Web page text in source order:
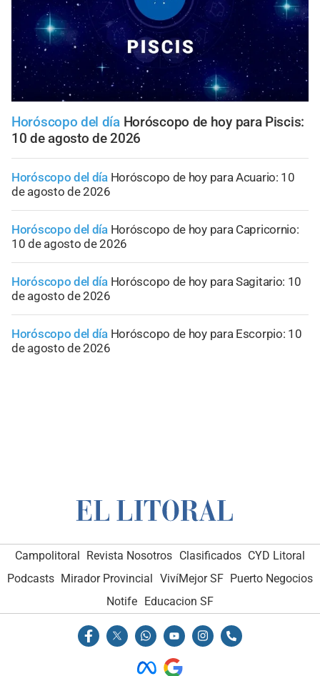
Horóscopo del día Horóscopo de hoy para Piscis:
10 de agosto de 2026
Horóscopo del día Horóscopo de hoy para Acuario: 10
de agosto de 2026
Horóscopo del día Horóscopo de hoy para Capricornio:
10 de agosto de 2026
Horóscopo del día Horóscopo de hoy para Sagitario: 10
de agosto de 2026
Horóscopo del día Horóscopo de hoy para Escorpio: 10
de agosto de 2026
Campolitoral Revista Nosotros Clasificados CYD Litoral
Podcasts Mirador Provincial VivíMejor SF Puerto Negocios
Notife Educacion SF